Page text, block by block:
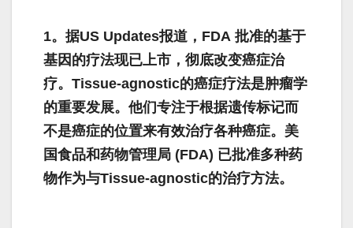
1。据US Updates报道，FDA 批准的基于
基因的疗法现已上市，彻底改变癌症治
疗。Tissue-agnostic的癌症疗法是肿瘤学
的重要发展。他们专注于根据遗传标记而
不是癌症的位置来有效治疗各种癌症。美
国食品和药物管理局 (FDA) 已批准多种药
物作为与Tissue-agnostic的治疗方法。